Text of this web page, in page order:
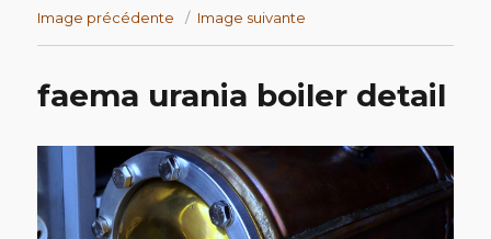
Image précédente Image suivante
faema urania boiler detail